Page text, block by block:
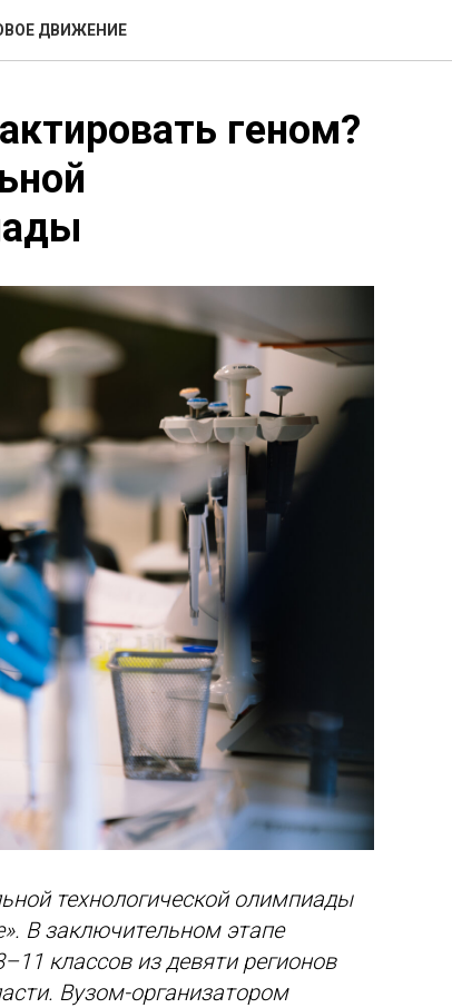
ДВИЖЕНИЕ
геном?
технологической олимпиады
В заключительном этапе
классов из девяти регионов
Вузом-организатором